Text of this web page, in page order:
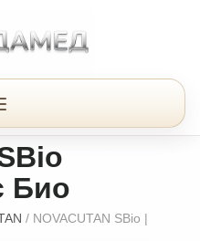
Био
/ NOVACUTAN SBio |